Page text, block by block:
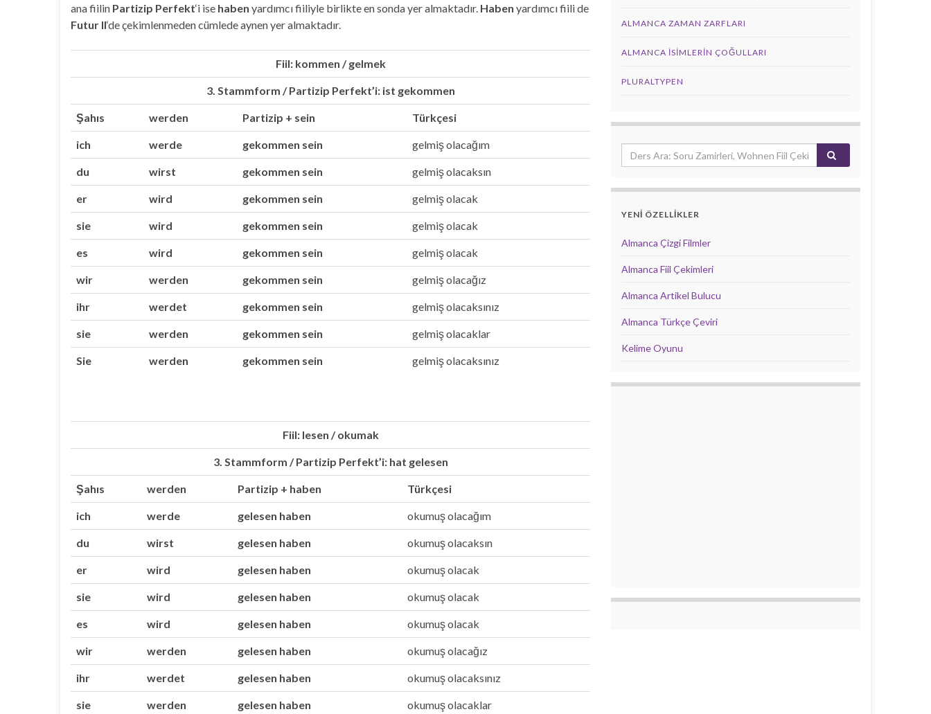
ana fiilin Partizip Perfekt‘i ise haben yardımcı fiiliyle birlikte en sonda yer almaktadır. Haben yardımcı fiili de
Futur II‘de çekimlenmeden cümlede aynen yer almaktadır.
Fiil: kommen / gelmek
3. Stammform / Partizip Perfekt’i: ist gekommen
Şahıs werden Partizip + sein Türkçesi
ich werde gekommen sein gelmiş olacağım
du wirst gekommen sein gelmiş olacaksın
er wird gekommen sein gelmiş olacak
sie wird gekommen sein gelmiş olacak
es wird gekommen sein gelmiş olacak
wir werden gekommen sein gelmiş olacağız
ihr werdet gekommen sein gelmiş olacaksınız
sie werden gekommen sein gelmiş olacaklar
Sie werden gekommen sein gelmiş olacaksınız
Fiil: lesen / okumak
3. Stammform / Partizip Perfekt’i: hat gelesen
Şahıs werden Partizip + haben Türkçesi
ich werde gelesen haben okumuş olacağım
du wirst gelesen haben okumuş olacaksın
er wird gelesen haben okumuş olacak
sie wird gelesen haben okumuş olacak
es wird gelesen haben okumuş olacak
wir werden gelesen haben okumuş olacağız
ihr werdet gelesen haben okumuş olacaksınız
sie werden gelesen haben okumuş olacaklar
ALMANCA ZAMAN ZARFLARI
ALMANCA İSIMLERIN ÇOĞULLARI
PLURALTYPEN
YENİ ÖZELLİKLER
Almanca Çizgi Filmler
Almanca Fiil Çekimleri
Almanca Artikel Bulucu
Almanca Türkçe Çeviri
Kelime Oyunu